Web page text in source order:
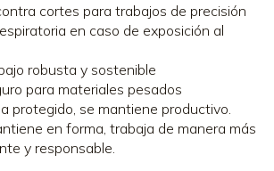
cortes para trabajos de precisión
en caso de exposición al
robusta y sostenible
para materiales pesados
protegido, se mantiene productivo.
en forma, trabaja de manera más
y responsable.